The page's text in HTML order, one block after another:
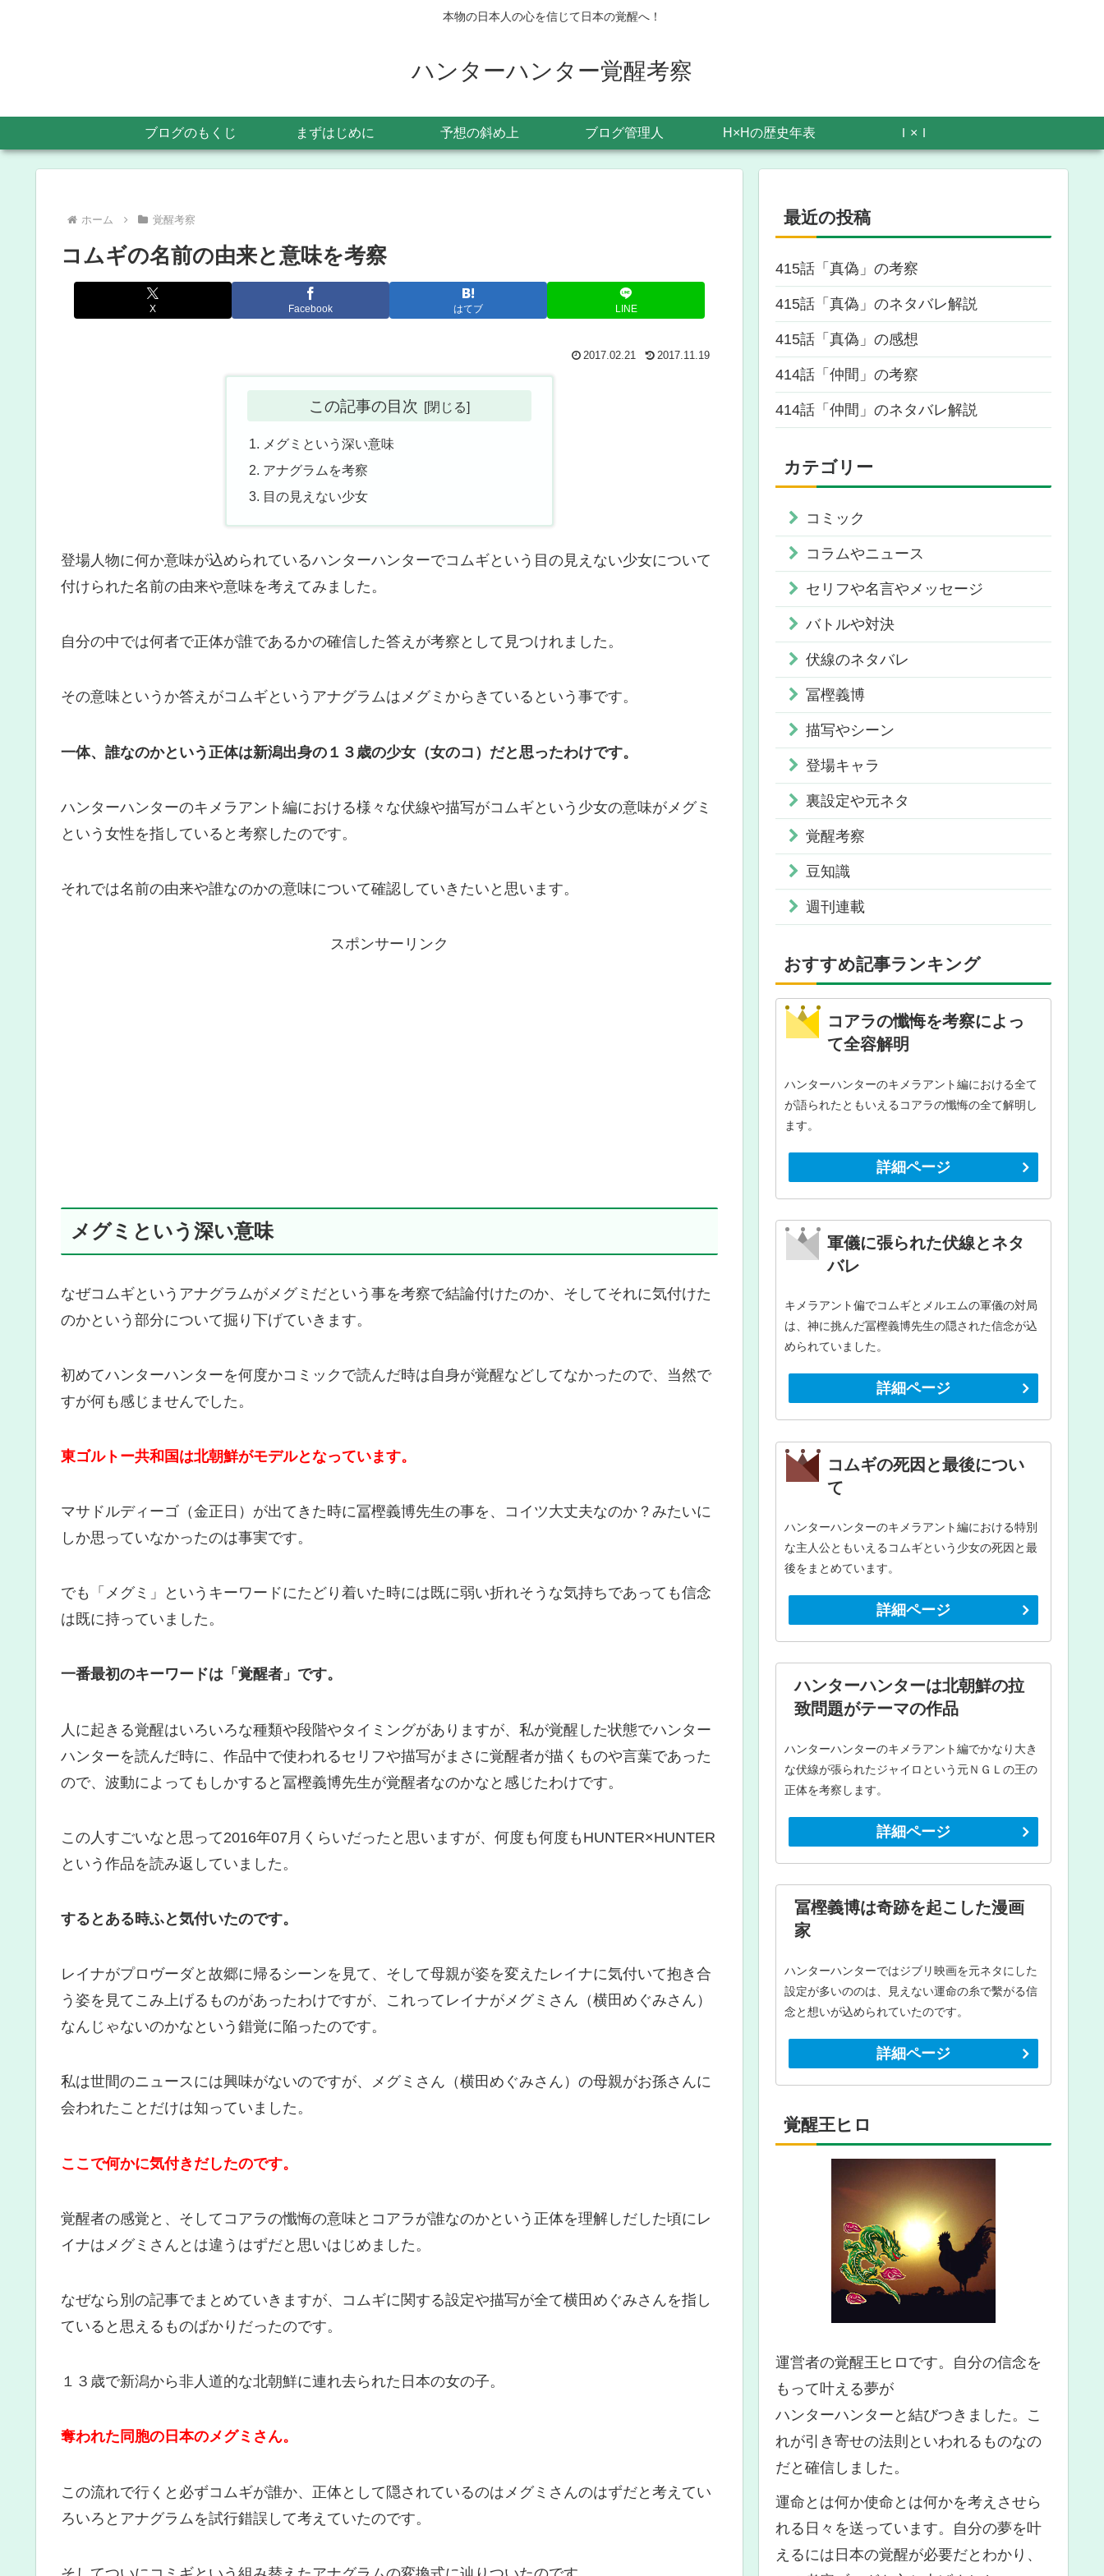
本物の日本人の心を信じて日本の覚醒へ！
ハンターハンター覚醒考察
ブログのもくじ まずはじめに 予想の斜め上 ブログ管理人 H×Hの歴史年表 Ｉ×Ｉ
ホーム 覚醒考察
コムギの名前の由来と意味を考察
X Facebook はてブ LINE
2017.02.21 2017.11.19
この記事の目次
メグミという深い意味
アナグラムを考察
目の見えない少女
登場人物に何か意味が込められているハンターハンターでコムギという目の見えない少女について
付けられた名前の由来や意味を考えてみました。
自分の中では何者で正体が誰であるかの確信した答えが考察として見つけれました。
その意味というか答えがコムギというアナグラムはメグミからきているという事です。
一体、誰なのかという正体は新潟出身の１３歳の少女（女のコ）だと思ったわけです。
ハンターハンターのキメラアント編における様々な伏線や描写がコムギという少女の意味がメグミ
という女性を指していると考察したのです。
それでは名前の由来や誰なのかの意味について確認していきたいと思います。
スポンサーリンク
メグミという深い意味
なぜコムギというアナグラムがメグミだという事を考察で結論付けたのか、そしてそれに気付けた
のかという部分について掘り下げていきます。
初めてハンターハンターを何度かコミックで読んだ時は自身が覚醒などしてなかったので、当然で
すが何も感じませんでした。
東ゴルトー共和国は北朝鮮がモデルとなっています。
マサドルディーゴ（金正日）が出てきた時に冨樫義博先生の事を、コイツ大丈夫なのか？みたいに
しか思っていなかったのは事実です。
でも「メグミ」というキーワードにたどり着いた時には既に弱い折れそうな気持ちであっても信念
は既に持っていました。
一番最初のキーワードは「覚醒者」です。
人に起きる覚醒はいろいろな種類や段階やタイミングがありますが、私が覚醒した状態でハンター
ハンターを読んだ時に、作品中で使われるセリフや描写がまさに覚醒者が描くものや言葉であった
ので、波動によってもしかすると冨樫義博先生が覚醒者なのかなと感じたわけです。
この人すごいなと思って2016年07月くらいだったと思いますが、何度も何度もHUNTER×HUNTER
という作品を読み返していました。
するとある時ふと気付いたのです。
レイナがプロヴーダと故郷に帰るシーンを見て、そして母親が姿を変えたレイナに気付いて抱き合
う姿を見てこみ上げるものがあったわけですが、これってレイナがメグミさん（横田めぐみさん）
なんじゃないのかなという錯覚に陥ったのです。
私は世間のニュースには興味がないのですが、メグミさん（横田めぐみさん）の母親がお孫さんに
会われたことだけは知っていました。
ここで何かに気付きだしたのです。
覚醒者の感覚と、そしてコアラの懺悔の意味とコアラが誰なのかという正体を理解しだした頃にレ
イナはメグミさんとは違うはずだと思いはじめました。
なぜなら別の記事でまとめていきますが、コムギに関する設定や描写が全て横田めぐみさんを指し
ていると思えるものばかりだったのです。
１３歳で新潟から非人道的な北朝鮮に連れ去られた日本の女の子。
奪われた同胞の日本のメグミさん。
この流れで行くと必ずコムギが誰か、正体として隠されているのはメグミさんのはずだと考えてい
ろいろとアナグラムを試行錯誤して考えていたのです。
最近の投稿
415話「真偽」の考察
415話「真偽」のネタバレ解説
415話「真偽」の感想
414話「仲間」の考察
414話「仲間」のネタバレ解説
カテゴリー
コミック
コラムやニュース
セリフや名言やメッセージ
バトルや対決
伏線のネタバレ
冨樫義博
描写やシーン
登場キャラ
裏設定や元ネタ
覚醒考察
豆知識
週刊連載
おすすめ記事ランキング
コアラの懺悔を考察によっ
て全容解明
ハンターハンターのキメラアント編における全て
が語られたともいえるコアラの懺悔の全て解明し
ます。
詳細ページ
軍儀に張られた伏線とネタ
バレ
キメラアント偏でコムギとメルエムの軍儀の対局
は、神に挑んだ冨樫義博先生の隠された信念が込
められていました。
詳細ページ
コムギの死因と最後につい
て
ハンターハンターのキメラアント編における特別
な主人公ともいえるコムギという少女の死因と最
後をまとめています。
詳細ページ
ハンターハンターは北朝鮮の拉
致問題がテーマの作品
ハンターハンターのキメラアント編でかなり大き
な伏線が張られたジャイロという元ＮＧＬの王の
正体を考察します。
詳細ページ
冨樫義博は奇跡を起こした漫画
家
ハンターハンターではジブリ映画を元ネタにした
設定が多いののは、見えない運命の糸で繫がる信
念と想いが込められていたのです。
詳細ページ
覚醒王ヒロ
運営者の覚醒王ヒロです。自分の信念を
もって叶える夢が
ハンターハンターと結びつきました。こ
れが引き寄せの法則といわれるものなの
だと確信しました。
運命とは何か使命とは何かを考えさせら
れる日々を送っています。自分の夢を叶
えるには日本の覚醒が必要だとわかり、